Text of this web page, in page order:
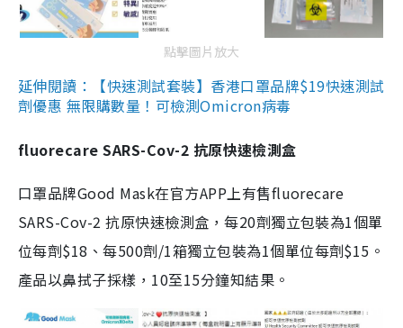
點擊圖片放大
延伸閱讀：【快速測試套裝】香港口罩品牌$19快速測試
劑優惠 無限購數量！可檢測Omicron病毒
fluorecare SARS-Cov-2 抗原快速檢測盒
口罩品牌Good Mask在官方APP上有售fluorecare
SARS-Cov-2 抗原快速檢測盒，每20劑獨立包裝為1個單
位每劑$18、每500劑/1箱獨立包裝為1個單位每劑$15。
產品以鼻拭子採樣，10至15分鐘知結果。